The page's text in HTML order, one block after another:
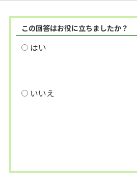
この回答はお役に立ちましたか？
はい
いいえ